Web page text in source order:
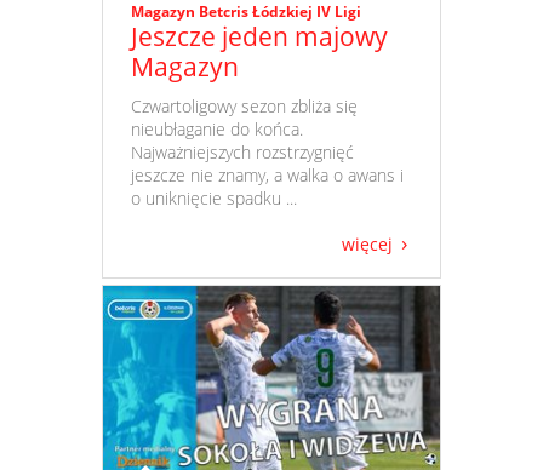
Magazyn Betcris Łódzkiej IV Ligi
Jeszcze jeden majowy
Magazyn
​ Czwartoligowy sezon zbliża się
nieubłaganie do końca.
Najważniejszych rozstrzygnięć
jeszcze nie znamy, a walka o awans i
o uniknięcie spadku ...
więcej